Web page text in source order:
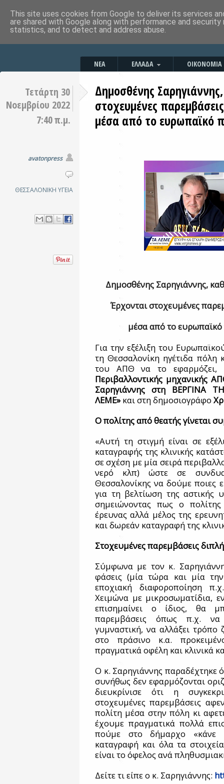
ΝΕΑ ΕΛΛΑΔΑ ΟΙΚΟΝΟΜΙΑ
Τετάρτη 30
Νοεμβρίου 2022
7:40 π.μ.
avatonpress
ΘΕΣΣΑΛΟΝΙΚΗ ΥΓΕΙΑ
Δημοσθένης
στοχευμένες
μέσα από το ευρωπαϊκό
Δημοσθένης Σαρηγιάννης,
Έρχονται στοχευμένες
μέσα από το
Για την εξέλιξη του
τη Θεσσαλονίκη ηγέτιδα πόλη
του ΑΠΘ να το εφαρμόζει,
Περιβαλλοντικής μηχανικής
Σαρηγιάννης στη ΒΕΡΓΙΝΑ
ΛΕΜΕ»και στη δημοσιογράφο
Ο πολίτης από θεατής γίνεται
«Αυτή τη στιγμή είναι σε
καταγραφής της κλινικής
σε σχέση με μία σειρά
νερό κλπ) ώστε σε
Θεσσαλονίκης να δούμε ποιες
για τη βελτίωση της αστικής
σημειώνοντας πως ο
έρευνας αλλά μέλος της
και δωρεάν καταγραφή της
Στοχευμένες παρεμβάσεις
Σύμφωνα με τον κ.
φάσεις (μία τώρα και μία
εποχιακή διαφοροποίηση
Χειμώνα με μικροσωματίδια,
επισημαίνει ο ίδιος, θα
παρεμβάσεις όπως π.χ. να
γυμναστική, να αλλάξει
στο πράσινο κ.α.
πραγματικά οφέλη και κλινικά
Ο κ. Σαρηγιάννης παραδέχτηκε
συνήθως δεν εφαρμόζονται
διευκρίνισε ότι η
στοχευμένες παρεμβάσεις
πολίτη μέσα στην πόλη κι
έχουμε πραγματικά πολλά
πούμε στο δήμαρχο «κάνε
καταγραφή και όλα τα
είναι το όφελος ανά
Δείτε τι είπε ο κ. Σαρηγιάννης:
This site uses cookies from Google to deliver its services
are shared with Google along with performance and
statistics, and to detect and address abuse.